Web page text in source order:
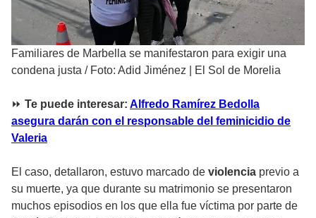
Familiares de Marbella se manifestaron para exigir una
condena justa / Foto: Adid Jiménez | El Sol de Morelia
⏩ Te puede interesar: Alfredo Ramírez Bedolla
asegura darán con el responsable del feminicidio de
Valeria
El caso, detallaron, estuvo marcado de violencia previo a
su muerte, ya que durante su matrimonio se presentaron
muchos episodios en los que ella fue víctima por parte de